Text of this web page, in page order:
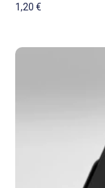
1,20€